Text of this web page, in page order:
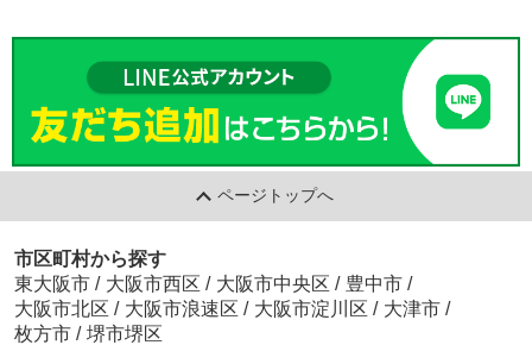
ページトップへ
市区町村から探す
東大阪市 / 大阪市西区 / 大阪市中央区 / 豊中市 /
大阪市北区 / 大阪市浪速区 / 大阪市淀川区 / 大津市 /
枚方市 / 堺市堺区